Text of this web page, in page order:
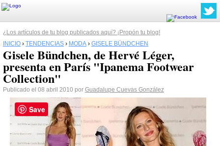
¿Los artículos de tu blog publicados aquí? ¡Propón tu blog!
INICIO › TENDENCIAS › MODA › GISELE BÜNDCHEN
Gisele Bündchen, de Hervé Léger,
presenta en París "Ipanema Footwear
Collection"
Publicado el 08 abril 2010 por Guadalupe Cuevas González
Save